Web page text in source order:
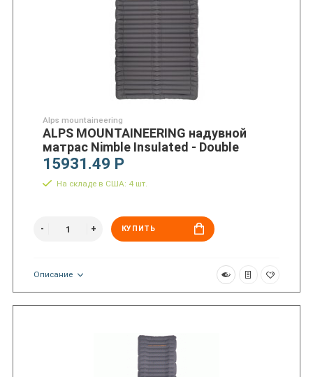
Alps mountaineering
ALPS MOUNTAINEERING надувной
матрас Nimble Insulated - Double
15931.49 Р
На складе в США: 4 шт.
КУПИТЬ
Описание